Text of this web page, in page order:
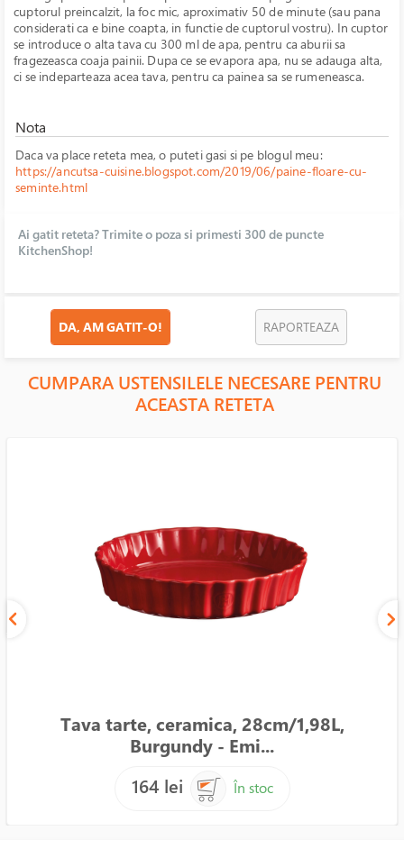
cuptorul preincalzit, la foc mic, aproximativ 50 de minute (sau pana
considerati ca e bine coapta, in functie de cuptorul vostru). In cuptor
se introduce o alta tava cu 300 ml de apa, pentru ca aburii sa
fragezeasca coaja painii. Dupa ce se evapora apa, nu se adauga alta,
ci se indeparteaza acea tava, pentru ca painea sa se rumeneasca.
Nota
Daca va place reteta mea, o puteti gasi si pe blogul meu:
https://ancutsa-cuisine.blogspot.com/2019/06/paine-floare-cu-
seminte.html
Ai gatit reteta? Trimite o poza si primesti 300 de puncte
KitchenShop!
DA, AM GATIT-O! RAPORTEAZA
CUMPARA USTENSILELE NECESARE PENTRU
ACEASTA RETETA
Tava tarte, ceramica, 28cm/1,98L,
Burgundy - Emi...
164 lei
În stoc